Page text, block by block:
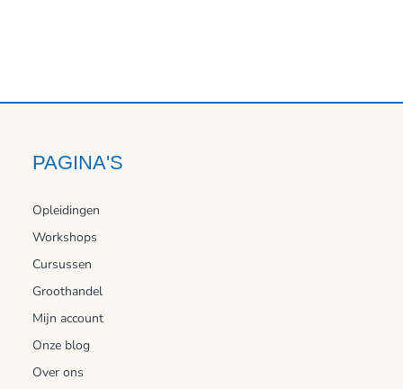
PAGINA'S
Opleidingen
Workshops
Cursussen
Groothandel
Mijn account
Onze blog
Over ons